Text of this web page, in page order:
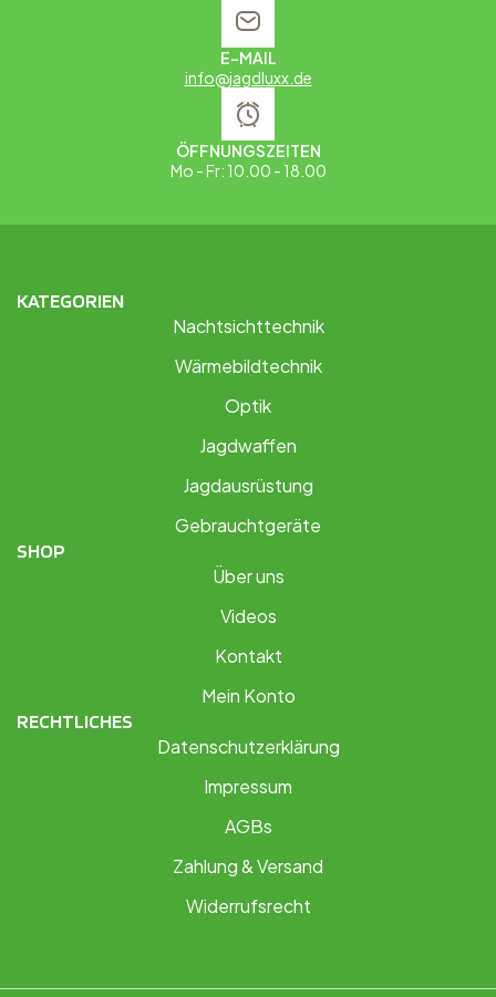
E-MAIL
info@jagdluxx.de
ÖFFNUNGSZEITEN
Mo - Fr: 10.00 - 18.00
KATEGORIEN
Nachtsichttechnik
Wärmebildtechnik
Optik
Jagdwaffen
Jagdausrüstung
Gebrauchtgeräte
SHOP
Über uns
Videos
Kontakt
Mein Konto
RECHTLICHES
Datenschutzerklärung
Impressum
AGBs
Zahlung & Versand
Widerrufsrecht